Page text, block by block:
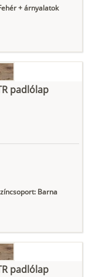
+ árnyalatok
padlólap
Barna
padlólap